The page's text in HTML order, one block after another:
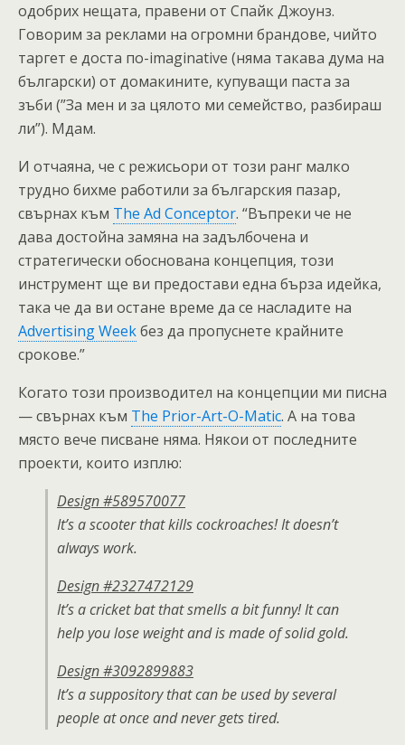
одобрих нещата, правени от Спайк Джоунз.
Говорим за реклами на огромни брандове, чийто
таргет е доста по-imaginative (няма такава дума на
български) от домакините, купуващи паста за
зъби (”За мен и за цялото ми семейство, разбираш
ли”). Мдам.
И отчаяна, че с режисьори от този ранг малко
трудно бихме работили за българския пазар,
свърнах към The Ad Conceptor. “Въпреки че не
дава достойна замяна на задълбочена и
стратегически обоснована концепция, този
инструмент ще ви предостави една бърза идейка,
така че да ви остане време да се насладите на
Advertising Weekбез да пропуснете крайните
срокове.”
Когато този производител на концепции ми писна
— свърнах към The Prior-Art-O-Matic. А на това
място вече писване няма. Някои от последните
проекти, които изплю:
Design #589570077
It’s a scooter that kills cockroaches! It doesn’t
always work.
Design #2327472129
It’s a cricket bat that smells a bit funny! It can
help you lose weight and is made of solid gold.
Design #3092899883
It’s a suppository that can be used by several
people at once and never gets tired.